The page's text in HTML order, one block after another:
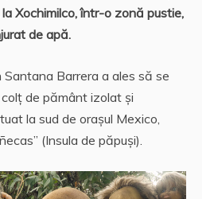
s
p
p
e
aj
a
z
ă
Xochimilco, într-o zonă pustie,
de apă.
Santana Barrera a ales să se
de pământ izolat şi
la sud de oraşul Mexico,
(Insula de păpuşi).